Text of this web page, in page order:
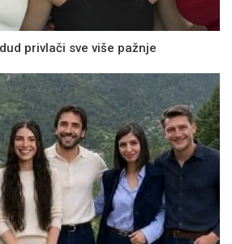
privlači sve više pažnje